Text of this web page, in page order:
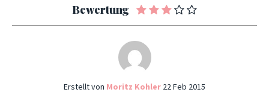
Bewertung
Erstellt von Moritz Kohler 22 Feb 2015